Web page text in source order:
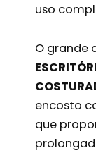
uso
O grande
encosto
que